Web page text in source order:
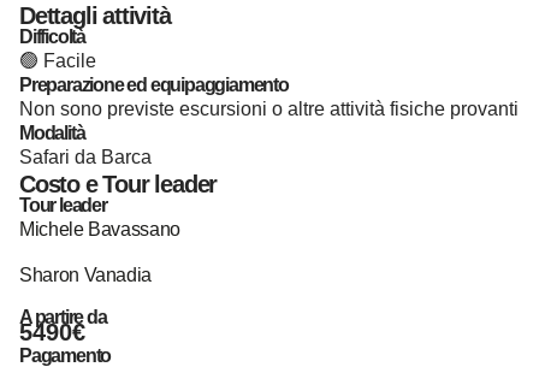
Dettagli attività
Difficoltà
🟢 Facile
Preparazione ed equipaggiamento
Non sono previste escursioni o altre attività fisiche provanti
Modalità
Safari da Barca
Costo e Tour leader
Tour leader
Michele Bavassano
Sharon Vanadia
A partire da
5490€
Pagamento